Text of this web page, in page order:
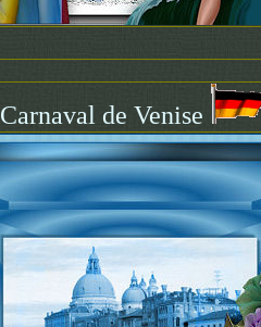
Carnaval de Venise